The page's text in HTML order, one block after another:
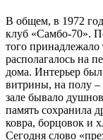
В общем, в 1972
клуб «Самбо-70».
того
располагалось на
дома. Интерьер
витрины, на полу –
зале бывало
память сохранила
ковра, борцовок и
Сегодня слово